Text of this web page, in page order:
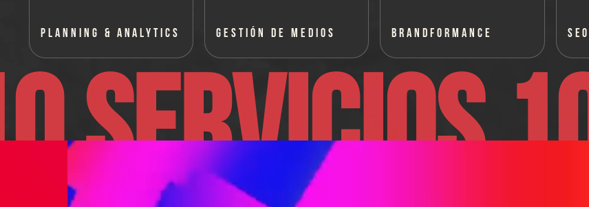
SERVICIOS
PLANNING & ANALYTICS GESTIÓN DE MEDIOS BRANDFORMANCE SEO